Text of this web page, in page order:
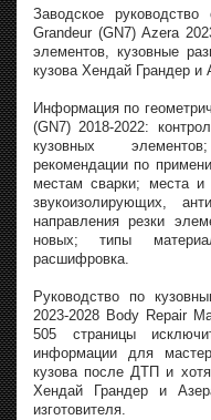
Заводское
Grandeur (GN7) Azera
элементов, кузовные
кузова Хендай Грандер и
Информация по
(GN7) 2018-2022:
кузовных
рекомендации по
местам сварки; места
звукоизолирующих,
направления резки
новых; типы
расшифровка.
Руководство по
2023-2028 Body Repair
505 страницы
информации для
кузова после ДТП и
Хендай Грандер и
изготовителя.